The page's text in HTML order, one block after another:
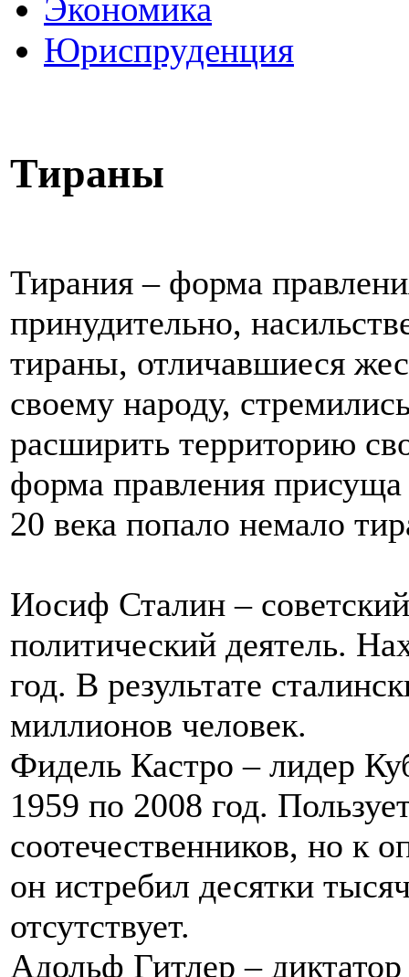
Экономика
Юриспруденция
Тираны
Тирания – форма
принудительно,
тираны, отличавшиеся
своему народу,
расширить территорию
форма правления
20 века попало немало
Иосиф Сталин –
политический деятель.
год. В результате
миллионов человек.
Фидель Кастро – лидер
1959 по 2008 год.
соотечественников, но к
он истребил десятки
отсутствует.
Адольф Гитлер –